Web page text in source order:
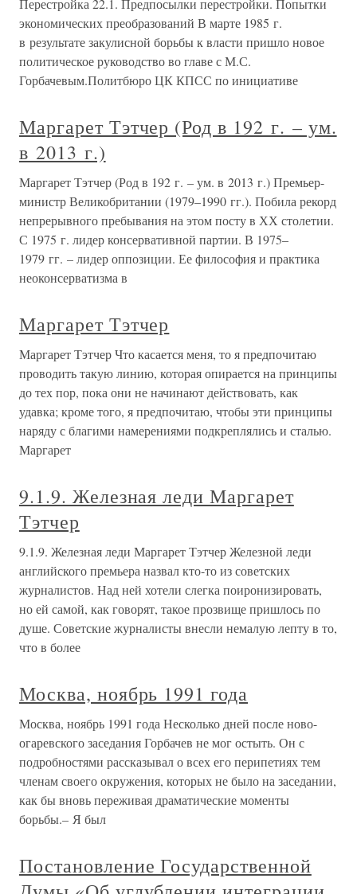
Перестройка 22.1. Предпосылки перестройки. Попытки
экономических преобразований В марте 1985 г.
в результате закулисной борьбы к власти пришло новое
политическое руководство во главе с М.С.
Горбачевым.Политбюро ЦК КПСС по инициативе
Маргарет Тэтчер (Род в 192 г. – ум.
в 2013 г.)
Маргарет Тэтчер (Род в 192 г. – ум. в 2013 г.) Премьер-
министр Великобритании (1979–1990 гг.). Побила рекорд
непрерывного пребывания на этом посту в ХХ столетии.
С 1975 г. лидер консервативной партии. В 1975–
1979 гг. – лидер оппозиции. Ее философия и практика
неоконсерватизма в
Маргарет Тэтчер
Маргарет Тэтчер Что касается меня, то я предпочитаю
проводить такую линию, которая опирается на принципы
до тех пор, пока они не начинают действовать, как
удавка; кроме того, я предпочитаю, чтобы эти принципы
наряду с благими намерениями подкреплялись и сталью.
Маргарет
9.1.9. Железная леди Маргарет
Тэтчер
9.1.9. Железная леди Маргарет Тэтчер Железной леди
английского премьера назвал кто-то из советских
журналистов. Над ней хотели слегка поиронизировать,
но ей самой, как говорят, такое прозвище пришлось по
душе. Советские журналисты внесли немалую лепту в то,
что в более
Москва, ноябрь 1991 года
Москва, ноябрь 1991 года Несколько дней после ново-
огаревского заседания Горбачев не мог остыть. Он с
подробностями рассказывал о всех его перипетиях тем
членам своего окружения, которых не было на заседании,
как бы вновь переживая драматические моменты
борьбы.– Я был
Постановление Государственной